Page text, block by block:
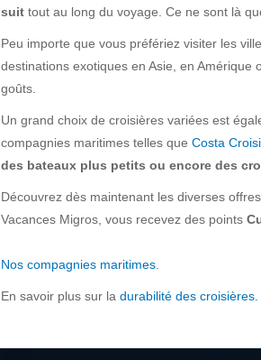
suit tout au long du voyage. Ce ne sont là
Peu importe que vous préfériez visiter les
destinations exotiques en Asie, en
goûts.
Un grand choix de croisières variées est
compagnies maritimes telles que Costa
des bateaux plus petits ou encore des
Découvrez dès maintenant les diverses
Vacances Migros, vous recevez des points
Nos compagnies maritimes
En savoir plus sur la durabilité des croisières.